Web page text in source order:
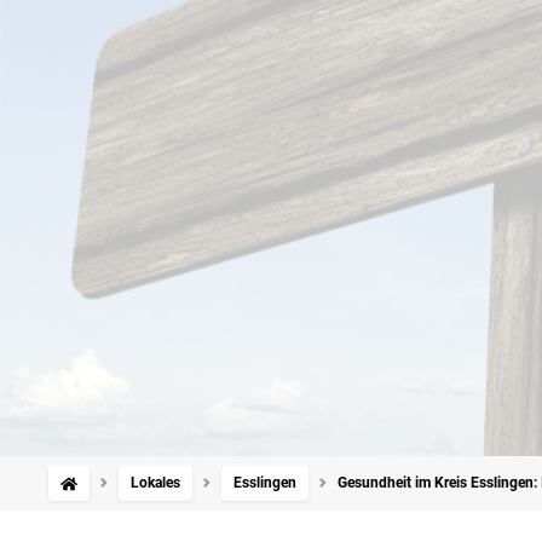
Lokales Esslingen Gesundheit im Kreis